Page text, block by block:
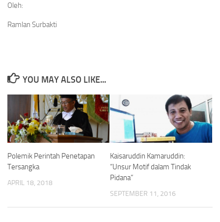
Oleh:
Ramlan Surbakti
YOU MAY ALSO LIKE...
Polemik Perintah Penetapan
Tersangka
APRIL 18, 2018
Kaisaruddin Kamaruddin:
“Unsur Motif dalam Tindak
Pidana”
SEPTEMBER 11, 2016